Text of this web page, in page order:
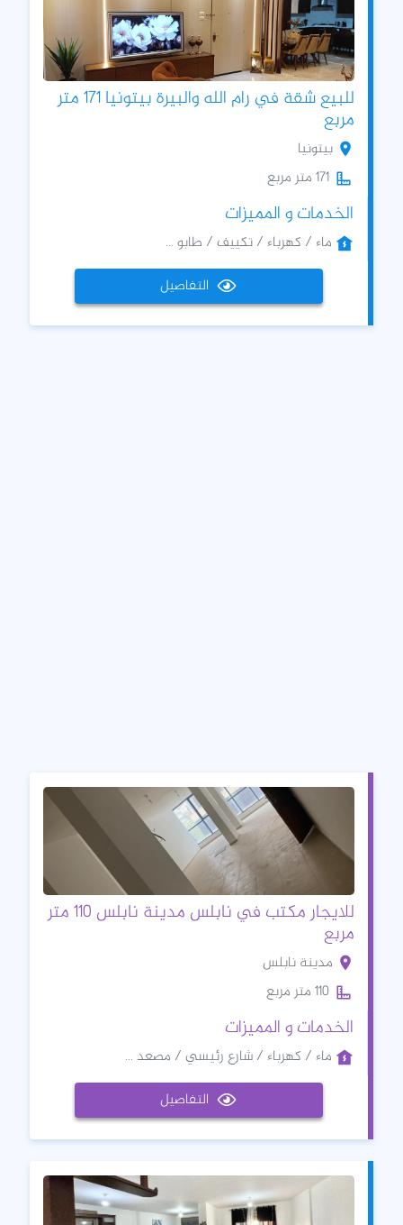
للبيع شقة في رام الله والبيرة بيتونيا 171 متر
مربع
بيتونيا
171 متر مربع
الخدمات و المميزات
ماء / كهرباء / تكييف / طابو ...
التفاصيل
للايجار مكتب في نابلس مدينة نابلس 110 متر
مربع
مدينة نابلس
110 متر مربع
الخدمات و المميزات
ماء / كهرباء / شارع رئيسي / مصعد ...
التفاصيل